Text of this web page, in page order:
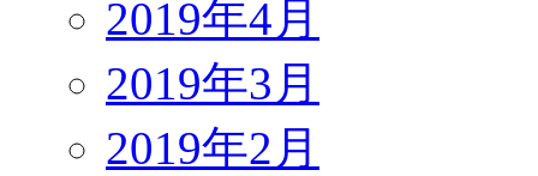
2019年4月
2019年3月
2019年2月